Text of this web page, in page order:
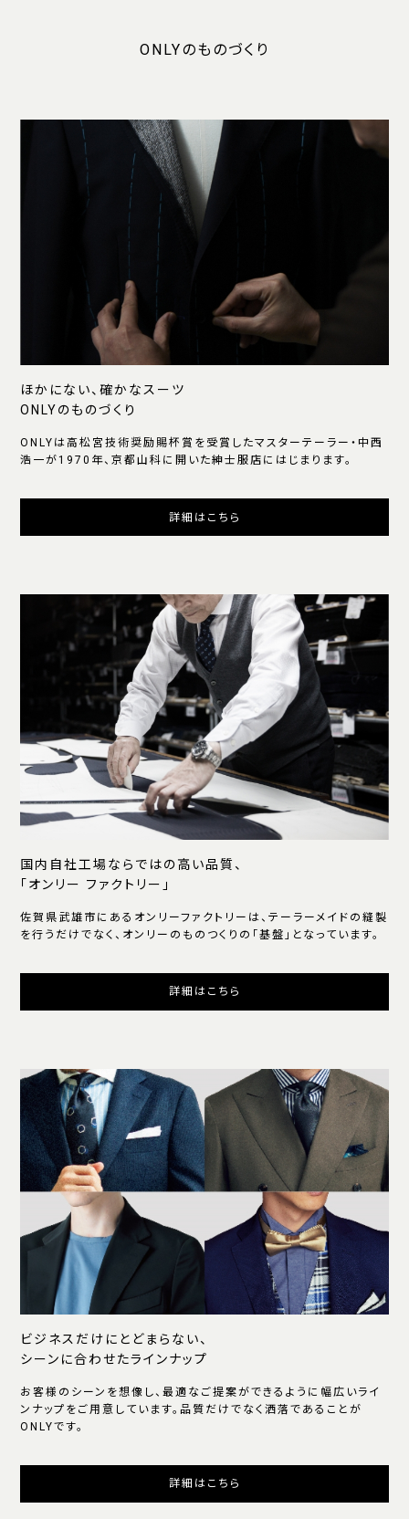
ONLYのものづくり
ほかにない、確かなスーツ
ONLYのものづくり
ONLYは高松宮技術奨励賜杯賞を受賞したマスターテーラー・中西
浩一が1970年、京都山科に開いた紳士服店にはじまります。
詳細はこちら
国内自社工場ならではの高い品質、
「オンリー ファクトリー」
佐賀県武雄市にあるオンリーファクトリーは、テーラーメイドの縫製
を行うだけでなく、オンリーのものつくりの「基盤」となっています。
詳細はこちら
ビジネスだけにとどまらない、
シーンに合わせたラインナップ
お客様のシーンを想像し、最適なご提案ができるように幅広いライ
ンナップをご用意しています。品質だけでなく洒落であることが
ONLYです。
詳細はこちら